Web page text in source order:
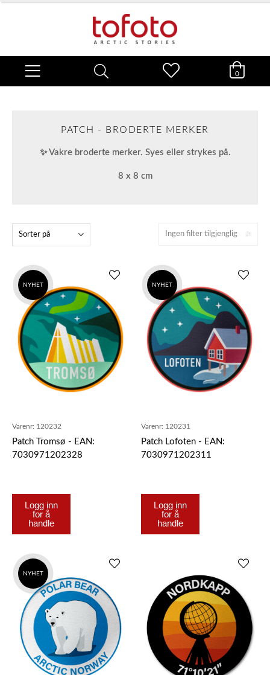
0
PATCH - BRODERTE MERKER
✨ Vakre broderte merker. Syes eller strykes på.
8 x 8 cm
Ingen filter tilgjenglig
Sorter på
NYHET
Varenr: 120232
Patch Tromsø - EAN:
7030971202328
Logg inn
for å
handle
NYHET
Varenr: 120231
Patch Lofoten - EAN:
7030971202311
Logg inn
for å
handle
NYHET